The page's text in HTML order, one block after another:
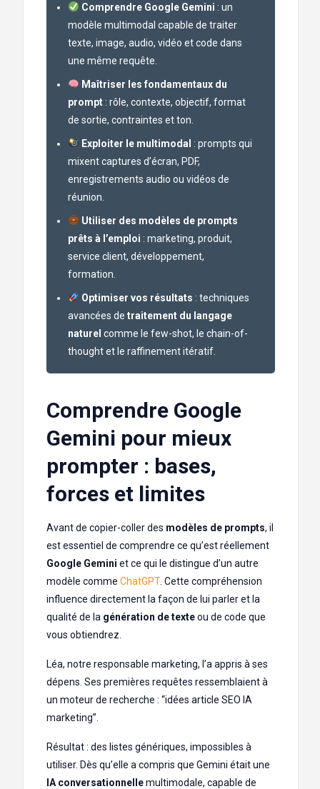
Comprendre Google Gemini : un
modèle multimodal capable de traiter
texte, image, audio, vidéo et code dans
une même requête.
Maîtriser les fondamentaux du
prompt : rôle, contexte, objectif, format
de sortie, contraintes et ton.
Exploiter le multimodal : prompts qui
mixent captures d’écran, PDF,
enregistrements audio ou vidéos de
réunion.
Utiliser des modèles de prompts
prêts à l’emploi : marketing, produit,
service client, développement,
formation.
Optimiser vos résultats : techniques
avancées de traitement du langage
naturel comme le few-shot, le chain-of-
thought et le raffinement itératif.
Comprendre Google
Gemini pour mieux
prompter : bases,
forces et limites
Avant de copier-coller des modèles de prompts, il
est essentiel de comprendre ce qu’est réellement
Google Gemini et ce qui le distingue d’un autre
modèle comme ChatGPT. Cette compréhension
influence directement la façon de lui parler et la
qualité de la génération de texteou de code que
vous obtiendrez.
Léa, notre responsable marketing, l’a appris à ses
dépens. Ses premières requêtes ressemblaient à
un moteur de recherche : “idées article SEO IA
marketing”.
Résultat : des listes génériques, impossibles à
utiliser. Dès qu’elle a compris que Gemini était une
IA conversationnellemultimodale, capable de